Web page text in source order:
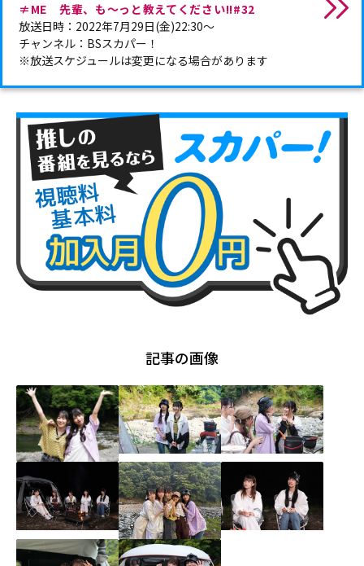
≠ME 先輩、も～っと教えてください!!#32
放送日時：2022年7月29日(金)22:30～
チャンネル：BSスカパー！
※放送スケジュールは変更になる場合があります
記事の画像